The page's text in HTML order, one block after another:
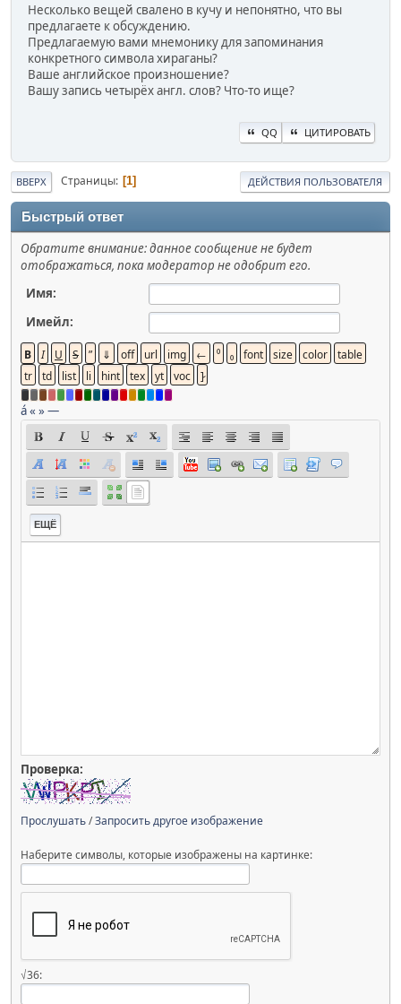
Несколько вещей свалено в кучу и непонятно, что вы
предлагаете к обсуждению.
Предлагаемую вами мнемонику для запоминания
конкретного символа хираганы?
Ваше английское произношение?
Вашу запись четырёх англ. слов? Что-то ище?
QQ ЦИТИРОВАТЬ
ВВЕРХ Страницы 1 ДЕЙСТВИЯ ПОЛЬЗОВАТЕЛЯ
Быстрый ответ
Обратите внимание: данное сообщение не будет
отображаться, пока модератор не одобрит его.
Имя:
Имейл:
á« »—
ЕЩЁ
Проверка:
Прослушать/Запросить другое изображение
Наберите символы, которые изображены на картинке:
√36: